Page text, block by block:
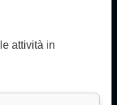
attività in